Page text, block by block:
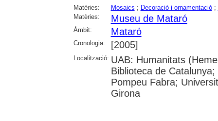
Matèries: Mosaics ; Decoració i ornamentació;
Matèries:
Museu de Mataró
Àmbit: Mataró
Cronologia: [2005]
Localització: UAB: Humanitats
Biblioteca de
Pompeu Fabra;
Girona